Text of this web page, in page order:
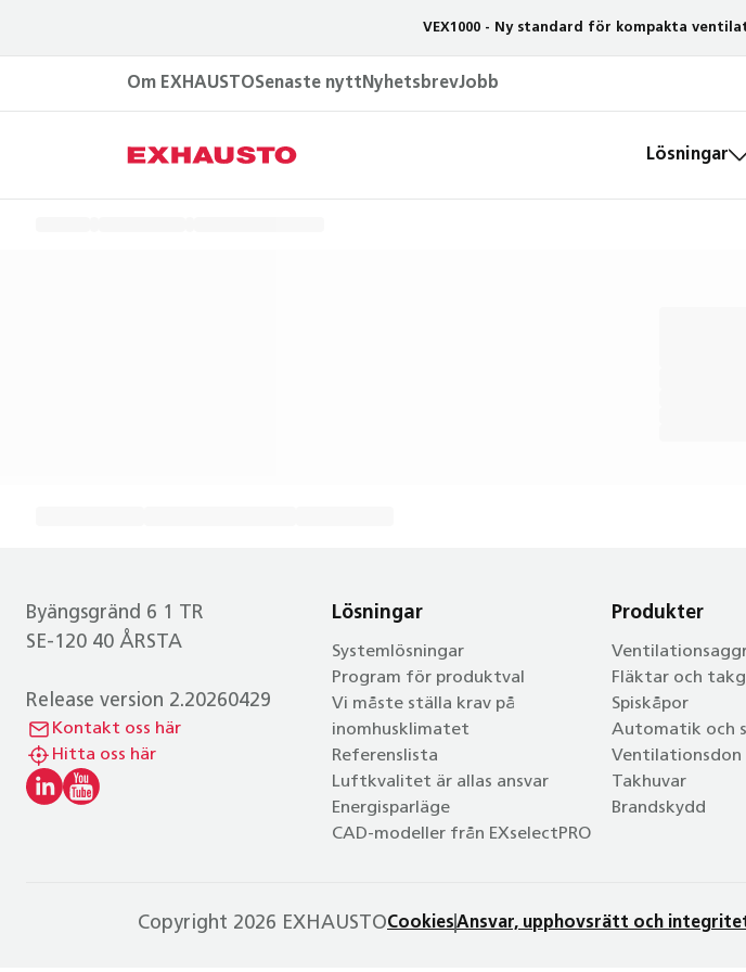
VEX1000 - Ny standard för kompakta
Om EXHAUSTOSenaste nytt NyhetsbrevJobb
Lösningar
Byängsgränd 6 1 TR
SE-120 40 ÅRSTA
Release version 2.20260429
Kontakt oss här
Hitta oss här
Lösningar
Systemlösningar
Program för produktval
Vi måste ställa krav på
inomhusklimatet
Referenslista
Luftkvalitet är allas ansvar
Energisparläge
CAD-modeller från EXselectPRO
Produkter
Fläktar och
Spiskåpor
Automatik och
Ventilationsdon
Takhuvar
Brandskydd
Copyright 2026 EXHAUSTOCookiesAnsvar, upphovsrätt och